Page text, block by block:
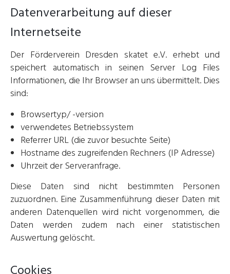
Datenverarbeitung auf dieser
Internetseite
Der Förderverein Dresden skatet e.V. erhebt und
speichert automatisch in seinen Server Log Files
Informationen, die Ihr Browser an uns übermittelt. Dies
sind:
Browsertyp/ -version
verwendetes Betriebssystem
Referrer URL (die zuvor besuchte Seite)
Hostname des zugreifenden Rechners (IP Adresse)
Uhrzeit der Serveranfrage.
Diese Daten sind nicht bestimmten Personen
zuzuordnen. Eine Zusammenführung dieser Daten mit
anderen Datenquellen wird nicht vorgenommen, die
Daten werden zudem nach einer statistischen
Auswertung gelöscht.